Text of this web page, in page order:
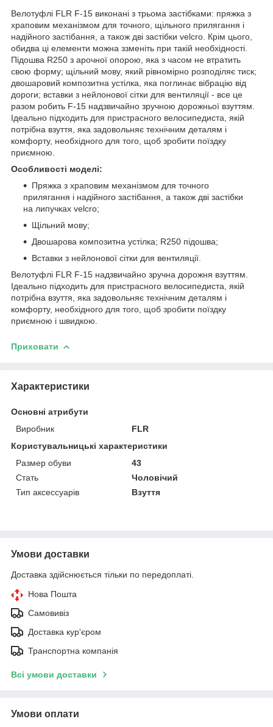
Велотуфлі FLR F-15 виконані з трьома застібками: пряжка з
храповим механізмом для точного, щільного прилягання і
надійного застібання, а також дві застібки velcro. Крім цього,
обидва ці елементи можна ззменіть при такій необхідності.
Підошва R250 з арочної опорою, яка з часом не втратить
свою форму; щільний мову, який рівномірно розподіляє тиск;
двошаровий композитна устілка, яка поглинає вібрацію від
дороги; вставки з нейлонової сітки для вентиляції - все це
разом робить F-15 надзвичайно зручною дорожньої взуттям.
Ідеально підходить для пристрасного велосипедиста, якій
потрібна взуття, яка задовольняє технічним деталям і
комфорту, необхідного для того, щоб зробити поїздку
приємною.
Особливості моделі:
Пряжка з храповим механізмом для точного
прилягання і надійного застібання, а також дві застібки
на липучках velcro;
Щільний мову;
Двошарова композитна устілка; R250 підошва;
Вставки з нейлонової сітки для вентиляції.
Велотуфлі FLR F-15 надзвичайно зручна дорожня взуттям.
Ідеально підходить для пристрасного велосипедиста, якій
потрібна взуття, яка задовольняє технічним деталям і
комфорту, необхідного для того, щоб зробити поїздку
приємною і швидкою.
Приховати
Характеристики
Основні атрибути
Виробник
FLR
Користувальницькі характеристики
Размер обуви
43
Стать
Чоловічий
Тип аксессуарів
Взуття
Умови доставки
Доставка здійснюється тільки по передоплаті.
Нова Пошта
Самовивіз
Доставка кур'єром
Транспортна компанія
Всі умови доставки
Умови оплати